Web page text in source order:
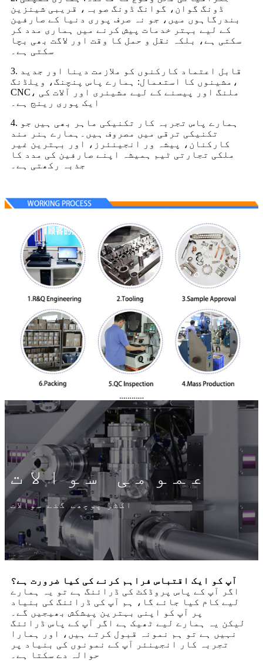
ڈونگ گوان، گوانگ ڈونگ صوبہ، قریبی شینزین
بندرگاہوں میں، جو نہ صرف پوری دنیا کے صارفین
کے لیے بہتر خدمات پیش کرنے میں ہماری مدد کر
سکتی ہے، بلکہ نقل و حمل کا وقت اور لاگت بھی بچا
سکتی ہے۔
3. قابل اعتماد کارکنوں کو ملازمت دینا اور جدید
مشینوں کا استعمال: ہمارے پاس پنچنگ، ویلڈنگ،
CNC، ملنگ اور پیسنے کے لیے مشینری اور آلات کی
ایک پوری رینج ہے۔
4. ہمارے پاس تجربہ کار تکنیکی ماہر بھی ہیں جو
تکنیکی ترقی میں مصروف ہیں۔ہمارے ہنر مند
کارکنان، پیشہ ور انجینئرز، اور بہترین غیر
ملکی تجارتی ٹیم ہمیشہ اپنے صارفین کی مدد کا
جذبہ رکھتی ہے۔
عمومی سوالات
اکثر پوچھے گئے سوالات
آپ کو ایک اقتباس فراہم کرنے کی کیا ضرورت ہے؟
اگر آپ کے پاس پروڈکٹ کی ڈرائنگ ہے تو یہ ہمارے
لیے کام کیا جائے گا، ہم آپ کی ڈرائنگ کی بنیاد
پر آپ کو اپنی بہترین پیشکش بھیجیں گے۔
لیکن یہ ہمارے لیے ٹھیک ہے اگر آپ کے پاس ڈرائنگ
نہیں ہے تو ہم نمونہ قبول کرتے ہیں، اور ہمارا
تجربہ کار انجینئر آپ کے نمونوں کی بنیاد پر
حوالہ دے سکتا ہے۔